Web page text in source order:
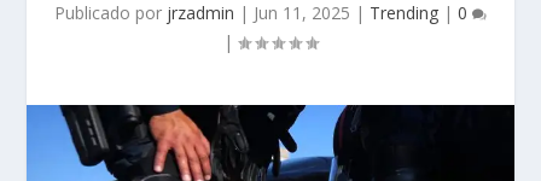
Publicado por jrzadmin | Jun 11, 2025 | Trending | 0
|